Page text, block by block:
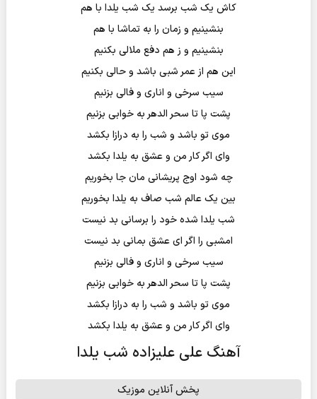
کاش یک شب برسد یک شب یلدا با هم
بنشینیم و زمان را به تماشا با هم
بنشینیم و ز هم دفع ملالی بکنیم
این هم از عمر شبی باشد و حالی بکنیم
سیب سرخی و اناری و فالی بزنیم
پشت پا تا سحر الدهر به خوابی بزنیم
موی تو باشد و شب را به درازا بکشد
وای اگر کار من و عشق به یلدا بکشد
چه شود اوج پریشانی مان جا بخوریم
بین یک عالم شب صاف به یلدا بخوریم
شب یلدا شده خود را برسانی بد نیست
امشبی را اگر ای عشق بمانی بد نیست
سیب سرخی و اناری و فالی بزنیم
پشت پا تا سحر الدهر به خوابی بزنیم
موی تو باشد و شب را به درازا بکشد
وای اگر کار من و عشق به یلدا بکشد
آهنگ علی علیزاده شب یلدا
پخش آنلاین موزیک